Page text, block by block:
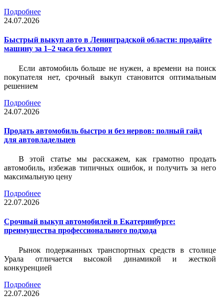
Подробнее
24.07.2026
Быстрый выкуп авто в Ленинградской области: продайте
машину за 1–2 часа без хлопот
Если автомобиль больше не нужен, а времени на поиск
покупателя нет, срочный выкуп становится оптимальным
решением
Подробнее
24.07.2026
Продать автомобиль быстро и без нервов: полный гайд
для автовладельцев
В этой статье мы расскажем, как грамотно продать
автомобиль, избежав типичных ошибок, и получить за него
максимальную цену
Подробнее
22.07.2026
Срочный выкуп автомобилей в Екатеринбурге:
преимущества профессионального подхода
Рынок подержанных транспортных средств в столице
Урала отличается высокой динамикой и жесткой
конкуренцией
Подробнее
22.07.2026